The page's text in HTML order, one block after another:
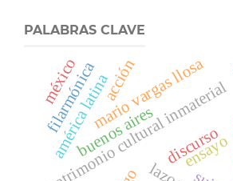
PALABRAS CLAVE
patrimonio cultural inmaterial
buenos aires discurso
américa latina ensayo
mario vargas llosa
filarmónica
méxico acción